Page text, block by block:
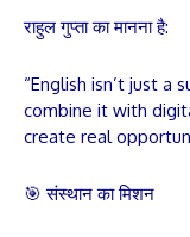
राहुल गुप्ता का मानना है:
“English isn’t just
combine it with
create real
🎯 संस्थान का मिशन